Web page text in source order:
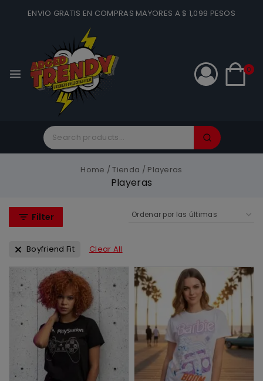
ENVIO GRATIS EN COMPRAS MAYORES A $ 1,099 PESOS
0
Home / Tienda / Playeras
Playeras
Filter
Boyfriend Fit Clear All